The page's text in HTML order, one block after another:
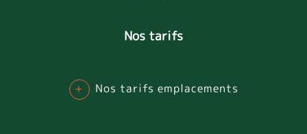
Nos tarifs
+ Nos tarifs emplacements